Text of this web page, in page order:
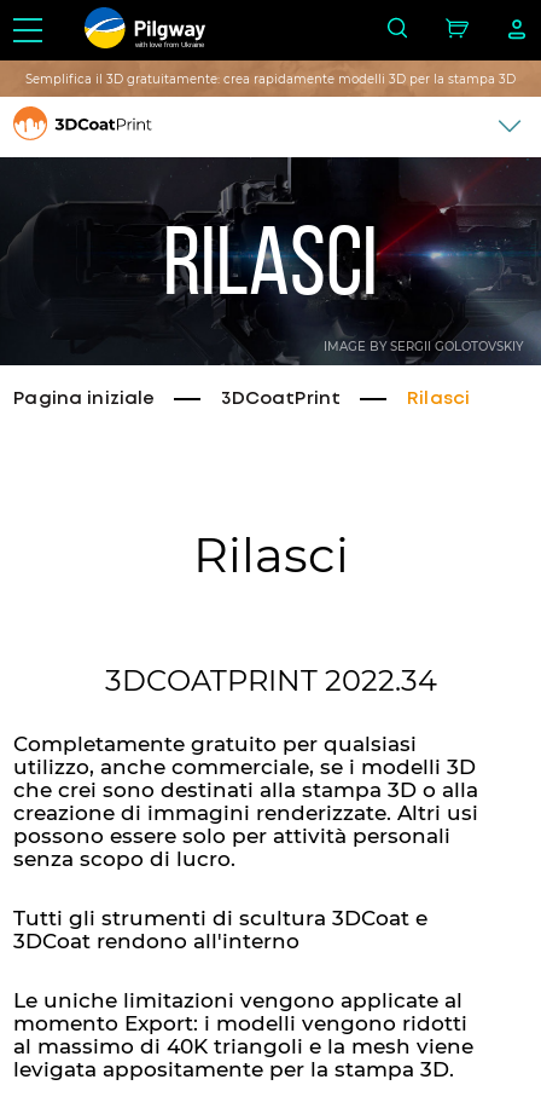
with love from Ukraine
Semplifica il 3D gratuitamente: crea rapidamente modelli 3D per la stampa 3D
IMAGE BY SERGII GOLOTOVSKIY
Rilasci
Pagina iniziale 3DCoatPrint Rilasci
Rilasci
3DCOATPRINT 2022.34
Completamente gratuito per qualsiasi
utilizzo, anche commerciale, se i modelli 3D
che crei sono destinati alla stampa 3D o alla
creazione di immagini renderizzate. Altri usi
possono essere solo per attività personali
senza scopo di lucro.
Tutti gli strumenti di scultura 3DCoat e
3DCoat rendono all'interno
Le uniche limitazioni vengono applicate al
momento Export: i modelli vengono ridotti
al massimo di 40K triangoli e la mesh viene
levigata appositamente per la stampa 3D.